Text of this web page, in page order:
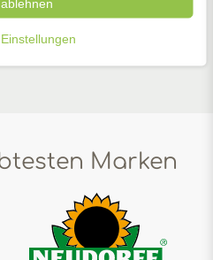
Marken